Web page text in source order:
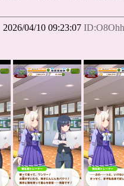
2026/04/10 09:23:07